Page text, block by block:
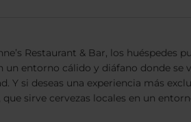
Restaurant & Bar, los huéspedes
entorno cálido y diáfano donde se
Y si deseas una experiencia más
sirve cervezas locales en un